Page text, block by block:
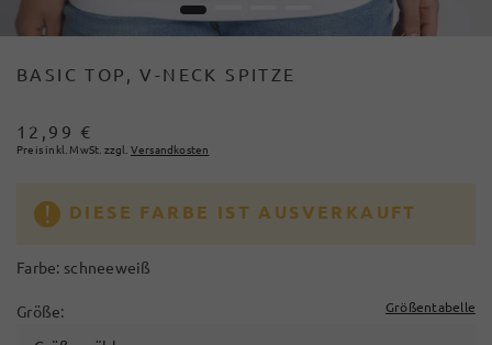
1 2 3 4
BASIC TOP, V-NECK SPITZE
12,99 €
Preis inkl. MwSt. zzgl. Versandkosten
DIESE FARBE IST AUSVERKAUFT
Farbe: schneeweiß
Größe: Größentabelle